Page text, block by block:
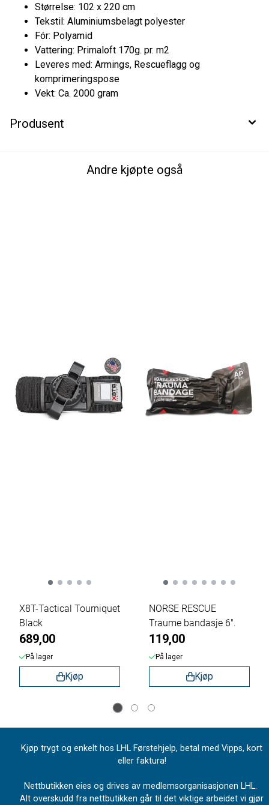
Størrelse: 102 x 220 cm
Tekstil: Aluminiumsbelagt polyester
Fór: Polyamid
Vattering: Primaloft 170g. pr. m2
Leveres med: Armings, Rescueflagg og
komprimeringspose
Vekt: Ca. 2000 gram
Produsent
Andre kjøpte også
X8T-Tactical Tourniquet
Black
689,00
På lager
Kjøp
NORSE RESCUE
Traume bandasje 6".
119,00
På lager
Kjøp
Kjøp trygt og enkelt hos LHL Førstehjelp, betal med Vipps, kort
eller faktura!
Nettbutikken eies og drives av medlemsorganisasjonen LHL.
Alt overskudd fra nettbutikken går til det viktige arbeidet vi gjør